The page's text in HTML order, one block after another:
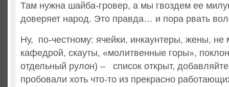
Там нужна шайба-гровер, а мы гвоздем ее
доверяет народ. Это правда… и пора рвать
Ну, по-честному: ячейки, инкаунтеры, жены, не
кафедрой, скауты, «молитвенные горы»,
отдельный рулон) – список открыт,
пробовали хоть что-то из прекрасно